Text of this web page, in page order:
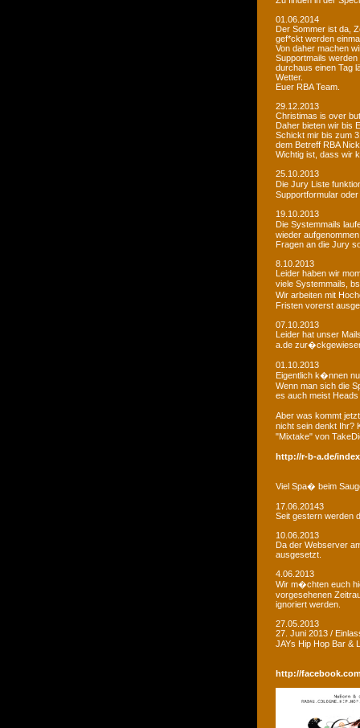
01.06.2014
Der Sommer ist da,
gef*ckt werden
Von daher machen
Supportmails
durchaus einen Tag
Wetter.
Euer RBA Team.
29.12.2013
Christimas is over
Daher bieten wir bis
Schickt mir bis zum
dem Betreff RBA
Wichtig ist, dass wir
25.10.2013
Die Jury Liste
Supportformular
19.10.2013
Die Systemmails
wieder
Fragen an die Jury
8.10.2013
Leider haben wir
viele Systemmails,
Wir arbeiten mit
Fristen vorerst
07.10.2013
Leider hat unser
a.de
01.10.2013
Eigentlich k�nnen
Wenn man sich die
es auch meist
Aber was kommt
nicht sein denkt Ihr?
"Mixtake" von
http://r-b-a.de/
Viel Spa� beim
17.06.20143
Seit gestern werden
10.06.2013
Da der Webserver
ausgesetzt.
4.06.2013
Wir m�chten euch
vorgesehenen
ignoriert werden.
27.05.2013
27. Juni 2013 /
JAYs Hip Hop Bar &
http://